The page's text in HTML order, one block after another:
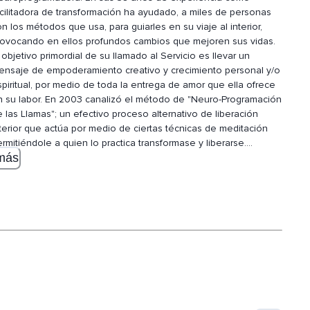
de transformación ha ayudado, a miles de personas
los métodos que usa, para guiarles en su viaje al interior,
en ellos profundos cambios que mejoren sus vidas.
objetivo primordial de su llamado al Servicio es llevar un
de empoderamiento creativo y crecimiento personal y/o
por medio de toda la entrega de amor que ella ofrece
2003 canalizó el método de "Neuro-Programación
las Llamas"; un efectivo proceso alternativo de liberación
que actúa por medio de ciertas técnicas de meditación
a quien lo practica transformase y liberarse....